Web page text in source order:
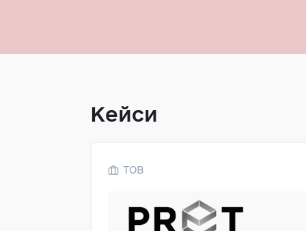
Кейси
ТОВ